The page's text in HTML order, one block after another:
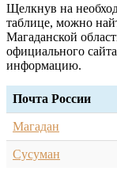
Щелкнув на
таблице, можно
Магаданской
официального
информацию.
Почта России
Магадан
Сусуман